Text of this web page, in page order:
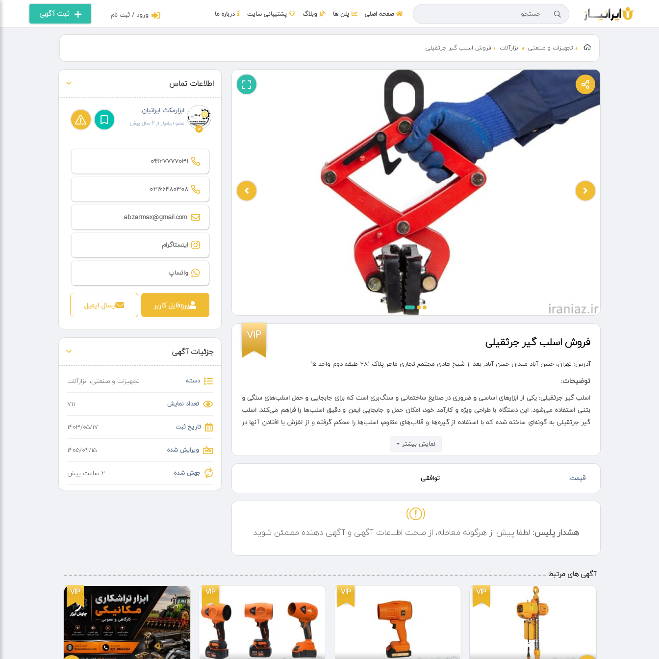
ثبت آگهی ورود / ثبت نام صفحه اصلی پلن ها وبلاگ پشتیبانی سایت درباره ما
تجهیزات و صنعتی ابزارآلات فروش اسلب گیر جرثقیلی
VIP فروش اسلب گیر جرثقیلی
آدرس: تهران، حسن آباد میدان حسن آباد, بعد از شیخ هادی مجتمع تجاری ماهر پلاک ۲۸۱ طبقه دوم واحد 15
توضیحات:
اسلب گیر جرثقیلی: یکی از ابزارهای اساسی و ضروری در صنایع ساختمانی و سنگ‌بری است که برای جابجایی و حمل اسلب‌های سنگی و
بتنی استفاده می‌شود. این دستگاه با طراحی ویژه و کارآمد خود، امکان حمل و جابجایی ایمن و دقیق اسلب‌ها را فراهم می‌کند. اسلب
گیر جرثقیلی به گونه‌ای ساخته شده که با استفاده از گیره‌ها و قلاب‌های مقاوم، اسلب‌ها را محکم گرفته و از لغزش یا افتادن آنها در
نحوه کار با اسلب گیر جرثقیلی: بسیار ساده و کارآمد است. ابتدا، گیره‌های دستگاه به طور محکم به دو طرف اسلب متصل می‌شوند.
باعث می‌شود که وزن اسلب به طور یکنواخت توزیع شده و جابجایی بدون هیچ‌گونه لغزش یا خطر انجام شود. اپراتور جرثقیل می‌تواند
با دقت و کنترل کامل، اسلب را به مکان مورد نظر انتقال دهد و در جایگاه مناسبی قرار دهد.
انواع اسلب گیر جرثقیلی: بسته به نیازهای مختلف و نوع اسلب‌ها، در اشکال و اندازه‌های متنوعی موجود هستند. برخی از انواع رایج
شامل اسلب گیرهای مکانیکی، اسلب گیرهای هیدرولیکی و اسلب گیرهای وکیومی هستند. اسلب گیرهای مکانیکی با استفاده از
هیدرولیک، قدرت و کارایی بیشتری در جابجایی اسلب‌های سنگین دارند. اسلب گیرهای وکیومی نیز با ایجاد فشار منفی و مکش، به
ویژه برای اسلب‌های با سطوح صاف و براق مناسب هستند.
در نهایت، استفاده از اسلب گیر جرثقیلی در پروژه‌های ساختمانی و صنعتی، بهبود چشمگیری در کارایی و ایمنی جابجایی اسلب‌ها ایجاد
می‌کند. با انتخاب نوع مناسب اسلب گیر و استفاده صحیح از آن، می‌توان از خطرات احتمالی جلوگیری کرده و بهبود کیفیت و سرعت
کار را تضمین کرد. این ابزار کاربردی، با طراحی‌های متنوع و قابلیت‌های پیشرفته، نیازهای مختلف صنعت را به خوبی برآورده می‌سازد و
به عنوان یکی از ابزارهای حیاتی در جابجایی اسلب‌های سنگی و بتنی شناخته می‌شود.
نمایش بیشتر
قیمت: توافقی
هشدار پلیس: لطفا پیش از هرگونه معامله، از صحت اطلاعات آگهی و آگهی دهنده مطمئن شوید
اطلاعات تماس
ابزارمکث ایرانیان
عضو ایرانیاز از 2 سال پیش
09927777031
02166480308
abzarmax@gmail.com
اینستاگرام
واتساپ
پروفایل کاربر ارسال ایمیل
جزئیات آگهی
دسته تجهیزات و صنعتی، ابزارآلات
تعداد نمایش 711
تاریخ ثبت ۱۴۰۳/۰۵/۱۷
ویرایش شده ۱۴۰۵/۰۴/۱۵
جهش شده 2 ساعت پیش
آگهی های مرتبط
VIP VIP VIP VIP